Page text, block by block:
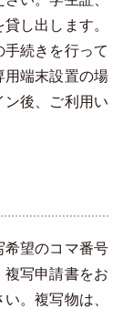
し出します。
続きを行って
用端末設置の場
ン後、ご利用い
希望のコマ番号
複写申請書をお
。複写物は、